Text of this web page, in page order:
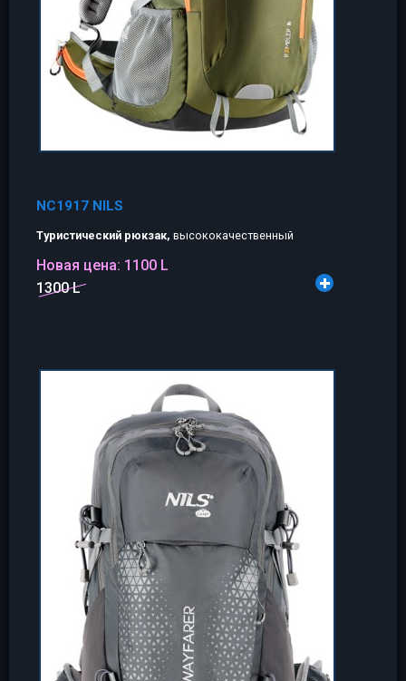
NC1917 NILS
Туристический рюкзак, высококачественный
Новая цена: 1100 L
1300 L